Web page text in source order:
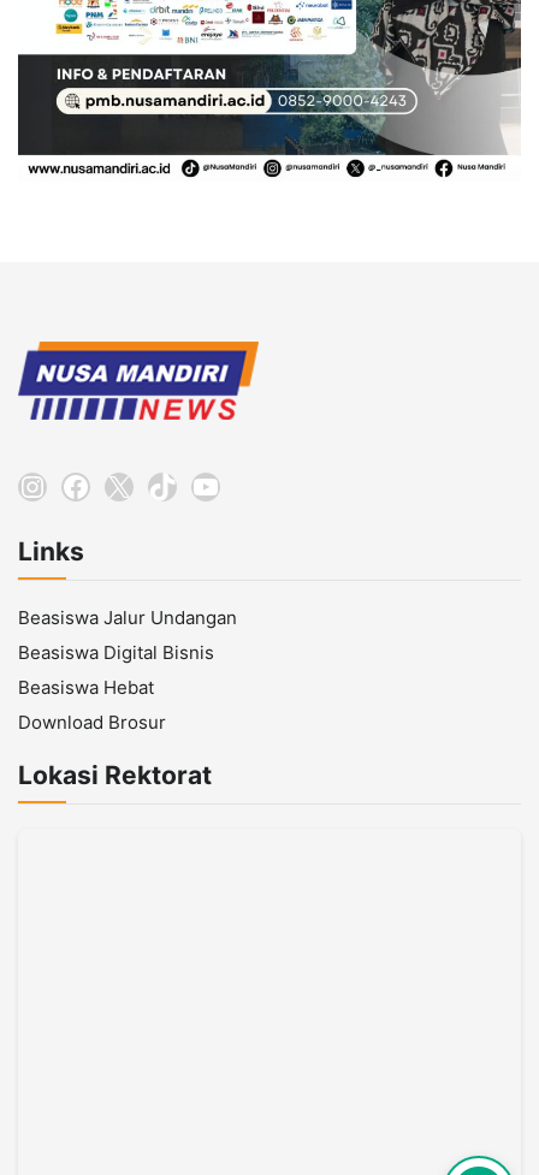
Instagram
Facebook
X TikTokYouTube
Links
Beasiswa Jalur Undangan
Beasiswa Digital Bisnis
Beasiswa Hebat
Download Brosur
Lokasi Rektorat